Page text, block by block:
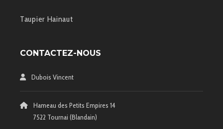
Taupier Hainaut
CONTACTEZ-NOUS
Dubois Vincent
Hameau des Petits Empires 14
7522 Tournai (Blandain)